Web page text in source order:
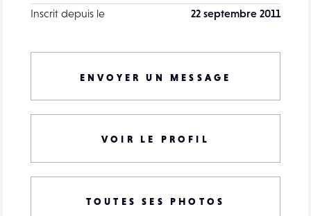
Inscrit depuis le
22 septembre 2011
ENVOYER UN MESSAGE
VOIR LE PROFIL
TOUTES SES PHOTOS